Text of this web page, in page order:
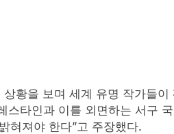
황을 보며 세계 유명 작가들이
타인과 이를 외면하는 서구
혀져야 한다”고 주장했다.